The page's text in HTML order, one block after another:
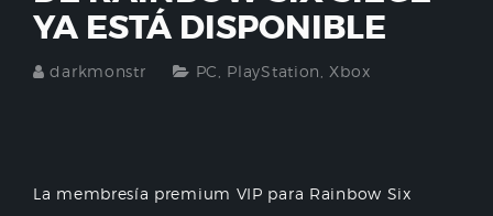
YA ESTÁ DISPONIBLE
darkmonstr PC PlayStation Xbox
La membresía premium VIP para Rainbow Six